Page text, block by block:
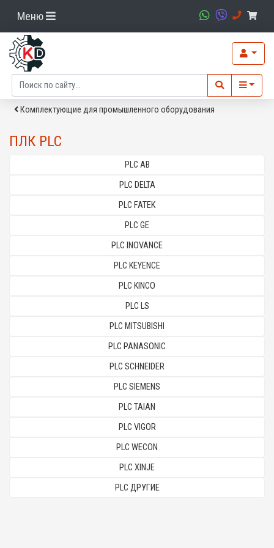
Меню
Комплектующие для промышленного оборудования
ПЛК PLC
PLC AB
PLC DELTA
PLC FATEK
PLC GE
PLC INOVANCE
PLC KEYENCE
PLC KINCO
PLC LS
PLC MITSUBISHI
PLC PANASONIC
PLC SCHNEIDER
PLC SIEMENS
PLC TAIAN
PLC VIGOR
PLC WECON
PLC XINJE
PLC ДРУГИЕ